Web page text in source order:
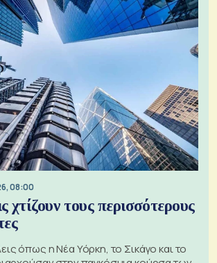
08:00
χτίζουν τους περισσότερους
όπως η Νέα Υόρκη, το Σικάγο και το